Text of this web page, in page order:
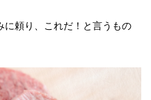
に頼り、これだ！と言うもの